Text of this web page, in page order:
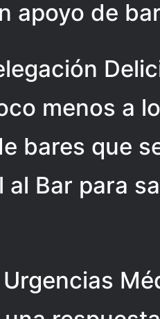
apoyo de
menos a
bares que
al Bar para